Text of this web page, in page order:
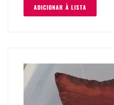
ADICIONAR À LISTA